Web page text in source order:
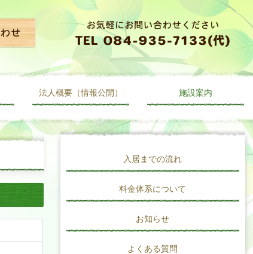
法人概要（情報公開） 施設案内
入居までの流れ
料金体系について
お知らせ
よくある質問